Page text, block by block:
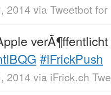
2014 via Tweetbot for
#iFrickPush
2014 via iFrick.ch